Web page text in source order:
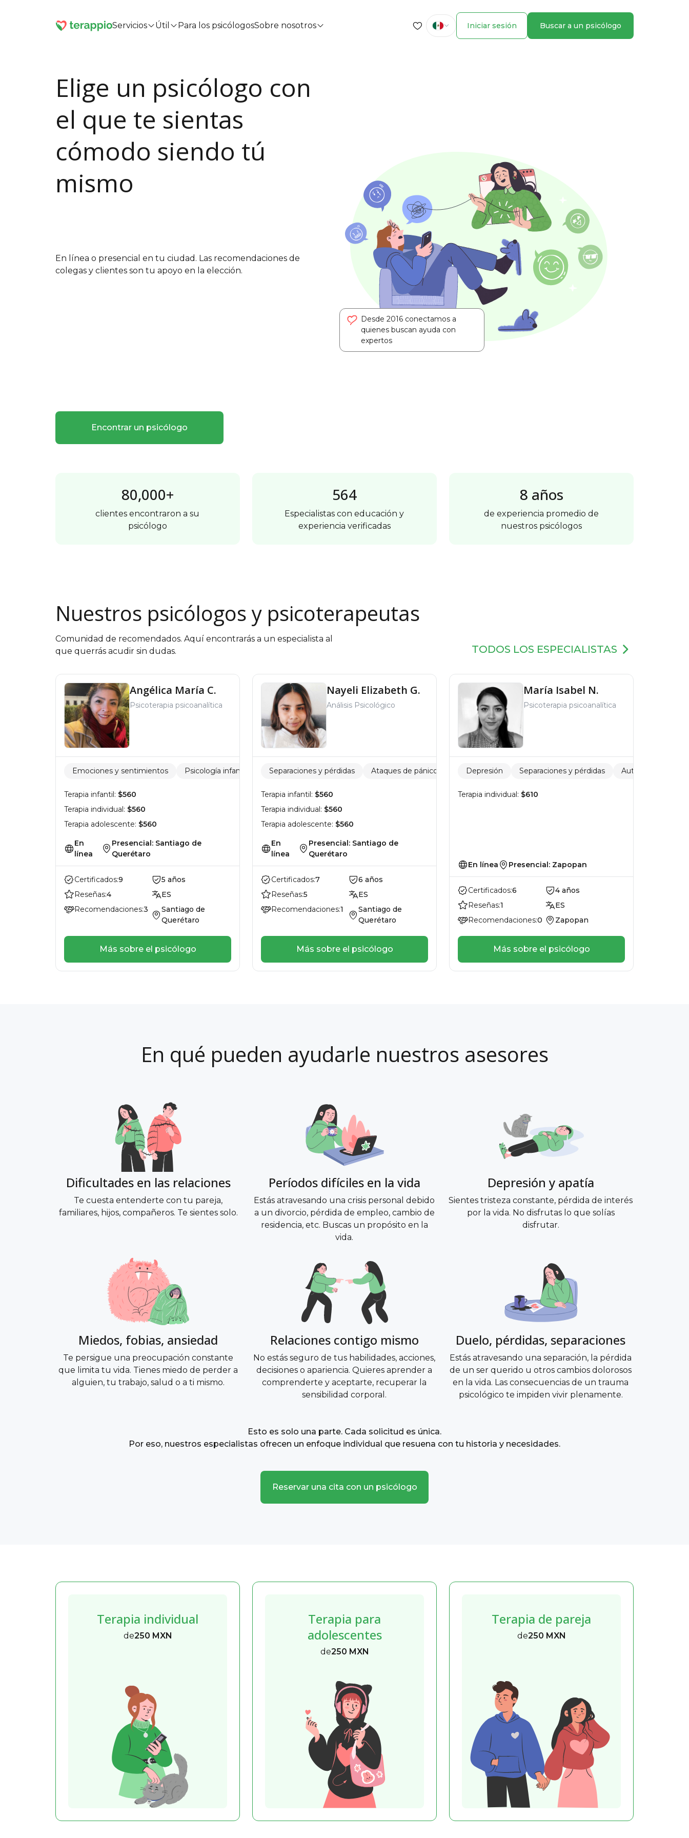
Servicios Útil Para los psicólogosSobre nosotros Iniciar sesión Buscar a un psicólogo
Elige un psicólogo con
el que te sientas
cómodo siendo tú
mismo
En línea o presencial en tu ciudad. Las recomendaciones de
colegas y clientes son tu apoyo en la elección.
Encontrar un psicólogo
Desde 2016 conectamos a
quienes buscan ayuda con
expertos
80,000+
clientes encontraron a su
psicólogo
564
Especialistas con educación y
experiencia verificadas
8 años
de experiencia promedio de
nuestros psicólogos
Nuestros psicólogos y psicoterapeutas
Comunidad de recomendados. Aquí encontrarás a un especialista al
que querrás acudir sin dudas.
TODOS LOS ESPECIALISTAS
Angélica María C.
Psicoterapia psicoanalítica
Emociones y sentimientos Psicología infantil Psicología del adolescente Separaciones y pérdidas
Terapia infantil: $560
Terapia individual: $560
Terapia adolescente: $560
En
línea
Presencial: Santiago de
Querétaro
Certificados:9
Reseñas:4
Recomendaciones:3
5 años
ES
Santiago de
Querétaro
Más sobre el psicólogo
Nayeli Elizabeth G.
Análisis Psicológico
Separaciones y pérdidas Ataques de pánico Comportamiento alimentario Codependencia
Terapia infantil: $560
Terapia individual: $560
Terapia adolescente: $560
En
línea
Presencial: Santiago de
Querétaro
Certificados:7
Reseñas:5
Recomendaciones:1
6 años
ES
Santiago de
Querétaro
Más sobre el psicólogo
María Isabel N.
Psicoterapia psicoanalítica
Depresión Separaciones y pérdidas Autoestima
Terapia individual: $610
En línea Presencial: Zapopan
Certificados:6
Reseñas:1
Recomendaciones:0
4 años
ES
Zapopan
Más sobre el psicólogo
En qué pueden ayudarle nuestros asesores
Dificultades en las relaciones
Te cuesta entenderte con tu pareja,
familiares, hijos, compañeros. Te sientes solo.
Períodos difíciles en la vida
Estás atravesando una crisis personal debido
a un divorcio, pérdida de empleo, cambio de
residencia, etc. Buscas un propósito en la
vida.
Depresión y apatía
Sientes tristeza constante, pérdida de interés
por la vida. No disfrutas lo que solías
disfrutar.
Miedos, fobias, ansiedad
Te persigue una preocupación constante
que limita tu vida. Tienes miedo de perder a
alguien, tu trabajo, salud o a ti mismo.
Relaciones contigo mismo
No estás seguro de tus habilidades, acciones,
decisiones o apariencia. Quieres aprender a
comprenderte y aceptarte, recuperar la
sensibilidad corporal.
Duelo, pérdidas, separaciones
Estás atravesando una separación, la pérdida
de un ser querido u otros cambios dolorosos
en la vida. Las consecuencias de un trauma
psicológico te impiden vivir plenamente.
Esto es solo una parte. Cada solicitud es única.
Por eso, nuestros especialistas ofrecen un enfoque individual que resuena con tu historia y necesidades.
Reservar una cita con un psicólogo
Terapia individual
de250 MXN
Terapia para
adolescentes
de250 MXN
Terapia de pareja
de250 MXN